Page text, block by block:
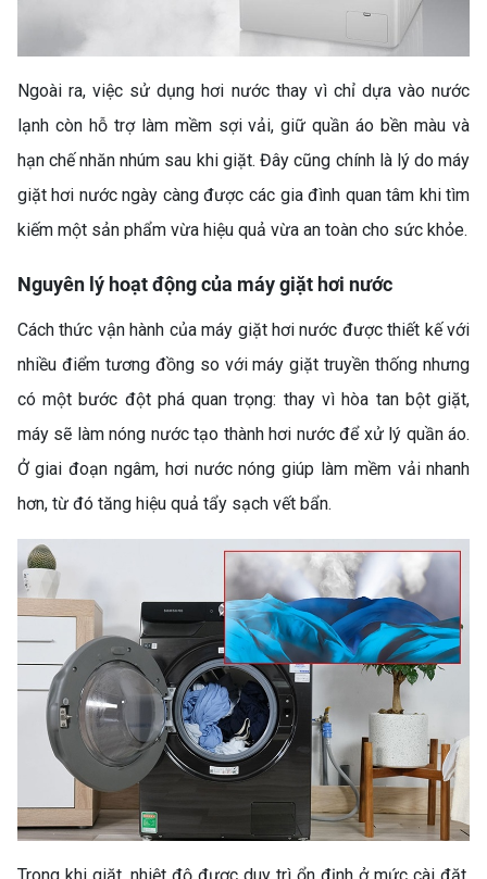
Ngoài ra, việc sử dụng hơi nước thay vì chỉ dựa vào nước
lạnh còn hỗ trợ làm mềm sợi vải, giữ quần áo bền màu và
hạn chế nhăn nhúm sau khi giặt. Đây cũng chính là lý do máy
giặt hơi nước ngày càng được các gia đình quan tâm khi tìm
kiếm một sản phẩm vừa hiệu quả vừa an toàn cho sức khỏe.
Nguyên lý hoạt động của máy giặt hơi nước
Cách thức vận hành của máy giặt hơi nước được thiết kế với
nhiều điểm tương đồng so với máy giặt truyền thống nhưng
có một bước đột phá quan trọng: thay vì hòa tan bột giặt,
máy sẽ làm nóng nước tạo thành hơi nước để xử lý quần áo.
Ở giai đoạn ngâm, hơi nước nóng giúp làm mềm vải nhanh
hơn, từ đó tăng hiệu quả tẩy sạch vết bẩn.